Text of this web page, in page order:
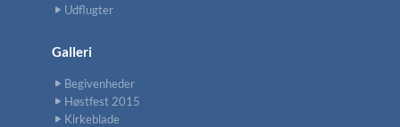
Udflugter
Galleri
Begivenheder
Høstfest 2015
Kirkeblade